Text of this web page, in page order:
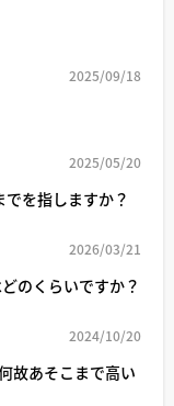
2025/09/18
2025/05/20
を指しますか？
2026/03/21
のくらいですか？
2024/10/20
故あそこまで高い